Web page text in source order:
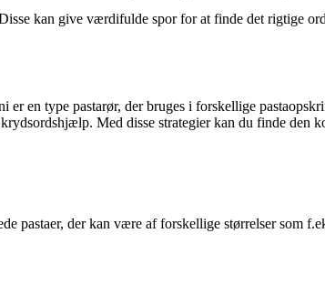
kan give værdifulde spor for at finde det rigtige
en type pastarør, der bruges i forskellige
Med disse strategier kan du finde den
pastaer, der kan være af forskellige størrelser som